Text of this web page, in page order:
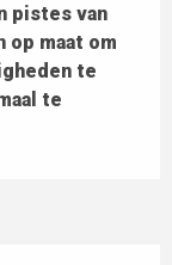
pistes van
maat om
te
te